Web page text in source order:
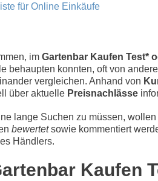
für Online Einkäufe
im Gartenbar Kaufen Test*
behaupten konnten, oft von
vergleichen. Anhand von
über aktuelle Preisnachlässe
lange Suchen zu müssen,
bewertetsowie kommentiert
Händlers.
Kaufen